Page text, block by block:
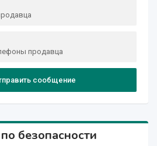
продавца
сообщение
безопасности